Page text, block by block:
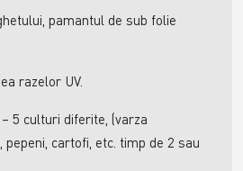
pamantul de sub folie
razelor UV.
5 culturi diferite, (varza
cartofi, etc. timp de 2 sau